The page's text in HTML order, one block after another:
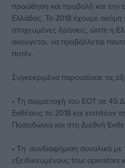
προώθηση και προβολή και την
Ελλάδας. Το 2018 έχουμε ακόμη
στοχευμένες δράσεις, ώστε η
ακούγεται, να προβάλλεται
ποτέ».
Συγκεκριμένα παρουσίασε τις
• Τη συμμετοχή του ΕΟΤ σε 45
Εκθέσεις το 2018 και επιπλέον
Ποσειδώνια και στη Διεθνή
• Τη συνδιαφήμιση συνολικά με
εξειδικευμένους tour operators